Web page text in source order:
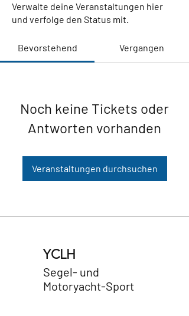
Verwalte deine Veranstaltungen hier
und verfolge den Status mit.
Bevorstehend Vergangen
Noch keine Tickets oder
Antworten vorhanden
Veranstaltungen durchsuchen
YCLH
Segel- und
Motoryacht-Sport